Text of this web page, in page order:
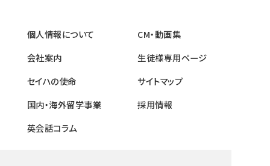
個人情報について
会社案内
セイハの使命
国内・海外留学事業
英会話コラム
CM・動画集
生徒様専用ページ
サイトマップ
採用情報